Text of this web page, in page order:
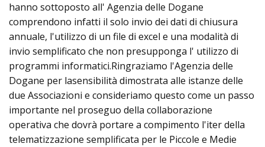
hanno sottoposto all' Agenzia delle Dogane
comprendono infatti il solo invio dei dati di chiusura
annuale, l'utilizzo di un file di excel e una modalità di
invio semplificato che non presupponga l' utilizzo di
programmi informatici.Ringraziamo l'Agenzia delle
Dogane per lasensibilità dimostrata alle istanze delle
due Associazioni e consideriamo questo come un passo
importante nel proseguo della collaborazione
operativa che dovrà portare a compimento l'iter della
telematizzazione semplificata per le Piccole e Medie